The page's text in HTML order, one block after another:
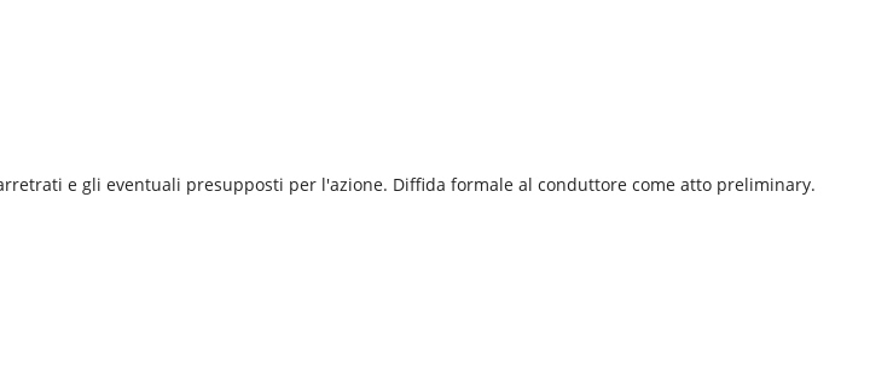
e gli eventuali presupposti per l'azione. Diffida formale al conduttore come atto preliminary.